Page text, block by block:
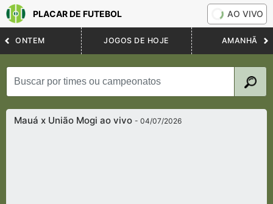
PLACAR DE FUTEBOL AO VIVO
ONTEM JOGOS DE HOJE AMANHÃ
Mauá x União Mogi ao vivo- 04/07/2026